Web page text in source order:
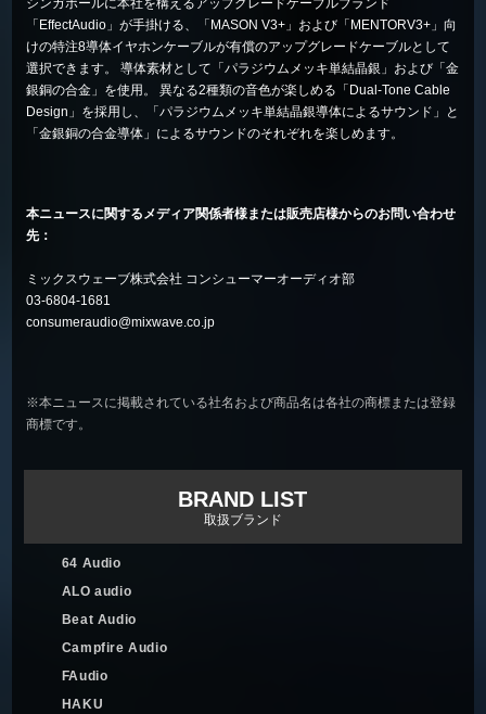
シンガポールに本社を構えるアップグレードケーブルブランド
「EffectAudio」が手掛ける、「MASON V3+」および「MENTORV3+」向
けの特注8導体イヤホンケーブルが有償のアップグレードケーブルとして
選択できます。 導体素材として「パラジウムメッキ単結晶銀」および「金
銀銅の合金」を使用。 異なる2種類の音色が楽しめる「Dual-Tone Cable
Design」を採用し、「パラジウムメッキ単結晶銀導体によるサウンド」と
「金銀銅の合金導体」によるサウンドのそれぞれを楽しめます。
本ニュースに関するメディア関係者様または販売店様からのお問い合わせ
先：
ミックスウェーブ株式会社 コンシューマーオーディオ部
03-6804-1681
consumeraudio@mixwave.co.jp
※本ニュースに掲載されている社名および商品名は各社の商標または登録
商標です。
BRAND LIST
取扱ブランド
64 Audio
ALO audio
Beat Audio
Campfire Audio
FAudio
HAKU